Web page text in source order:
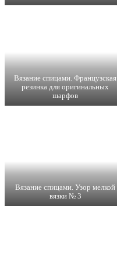
Вязание спицами. Французская
резинка для оригинальных
шарфов
Вязание спицами. Узор мелкой
вязки № 3